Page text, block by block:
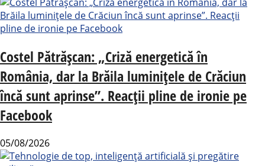
Costel Pătrășcan: „Criză energetică în
România, dar la Brăila luminițele de Crăciun
încă sunt aprinse”. Reacții pline de ironie pe
Facebook
05/08/2026